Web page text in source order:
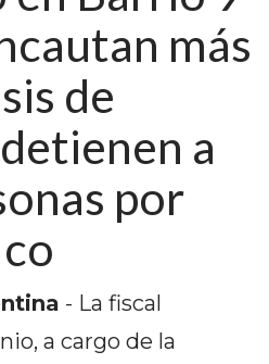
DE
más
de
a
por
- La fiscal
a cargo de la